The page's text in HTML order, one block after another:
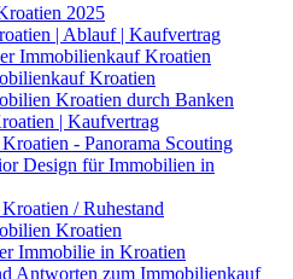
2025
| Ablauf | Kaufvertrag
Immobilienkauf Kroatien
Kroatien
Kroatien durch Banken
| Kaufvertrag
- Panorama Scouting
Design für Immobilien in
/ Ruhestand
Kroatien
Immobilie in Kroatien
Antworten zum Immobilienkauf